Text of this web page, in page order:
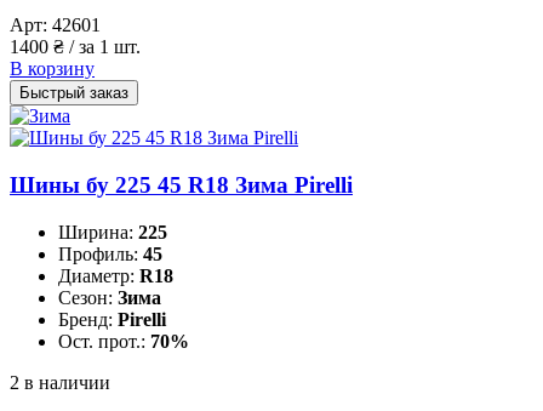
Арт: 42601
1400 ₴ / за 1 шт.
В корзину
Быстрый заказ
Шины бу 225 45 R18 Зима Pirelli
Ширина: 225
Профиль: 45
Диаметр: R18
Сезон: Зима
Бренд: Pirelli
Ост. прот.: 70%
2 в наличии